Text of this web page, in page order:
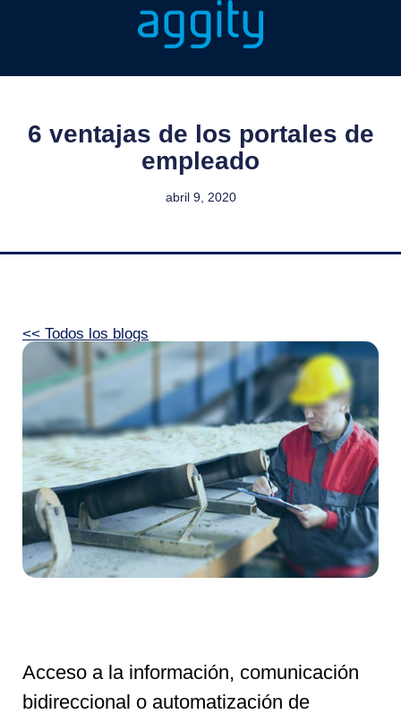
6 ventajas de los portales de
empleado
abril 9, 2020
<< Todos los blogs
Acceso a la información, comunicación
bidireccional o automatización de